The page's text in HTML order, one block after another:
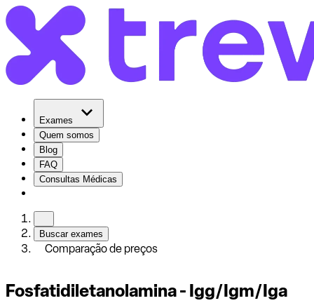
Exames
Quem somos
Blog
FAQ
Consultas Médicas
Buscar exames
Comparação de preços
Fosfatidiletanolamina - Igg/Igm/Iga